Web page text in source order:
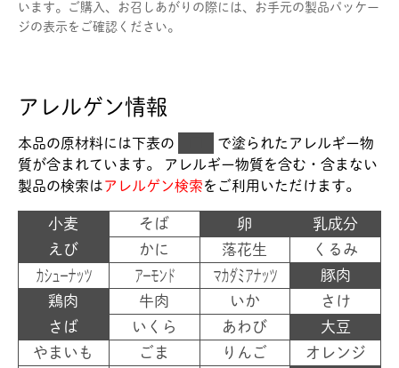
います。ご購入、お召しあがりの際には、お手元の製品パッケー
ジの表示をご確認ください。
アレルゲン情報
本品の原材料には下表の で塗られた アレルギー物
質が含まれています。 アレルギー物質を含む・含まない
製品の検索は アレルゲン検索をご利用いただけます。
小麦 そば 卵
乳成分
えび
かに 落花生 くるみ
カシューナッツ アーモンド マカダミアナッツ
豚肉
鶏肉
牛肉 いか
さけ
さば
いくら あわび
大豆
やまいも
ごま りんご オレンジ